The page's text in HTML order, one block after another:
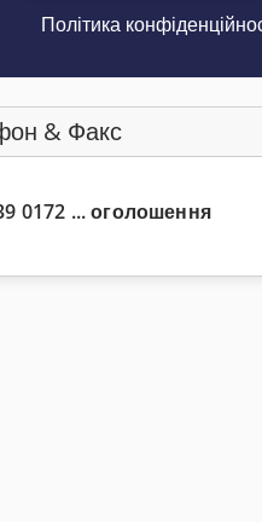
Політика
& Факс
0172 ... оголошення